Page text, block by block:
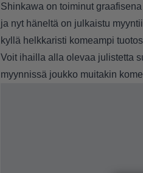
Shinkawa on toiminut
ja nyt häneltä on julkaistu
kyllä helkkaristi komeampi
Voit ihailla alla olevaa julistetta
myynnissä joukko muitakin